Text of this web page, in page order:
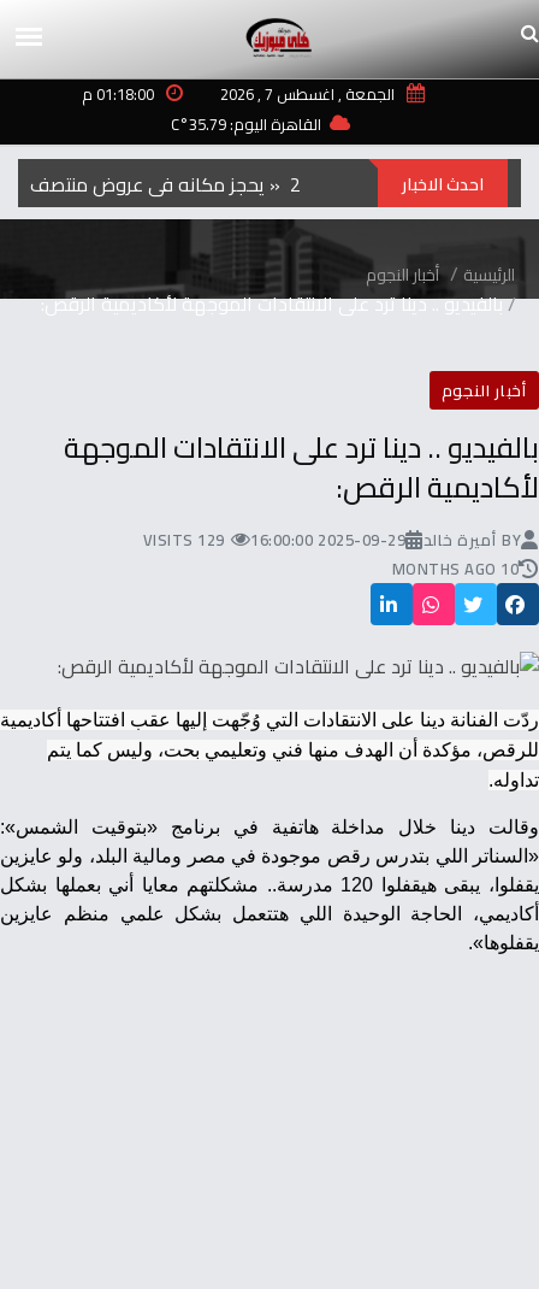
الجمعة , اغسطس 7 , 2026
01:18:00 م
القاهرة اليوم: 35.79°C
احدث الاخبار
الرئيسية أخبار النجوم
بالفيديو .. دينا ترد على الانتقادات الموجهة لأكاديمية الرقص:
أخبار النجوم
بالفيديو .. دينا ترد على الانتقادات الموجهة
لأكاديمية الرقص:
BY أميرة خالد 2025-09-29 16:00:00
129 VISITS
10 MONTHS AGO
ردّت الفنانة دينا على الانتقادات التي وُجّهت إليها عقب افتتاحها أكاديمية
للرقص، مؤكدة أن الهدف منها فني وتعليمي بحت، وليس كما يتم
تداوله.
وقالت دينا خلال مداخلة هاتفية في برنامج «بتوقيت الشمس»:
«السناتر اللي بتدرس رقص موجودة في مصر ومالية البلد، ولو عايزين
يقفلوا، يبقى هيقفلوا 120 مدرسة.. مشكلتهم معايا أني بعملها بشكل
أكاديمي، الحاجة الوحيدة اللي هتتعمل بشكل علمي منظم عايزين
يقفلوها».